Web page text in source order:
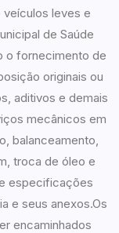
leves e
de Saúde
o fornecimento de
originais ou
aditivos e demais
mecânicos em
balanceamento,
troca de óleo e
especificações
e seus anexos.Os
encaminhados